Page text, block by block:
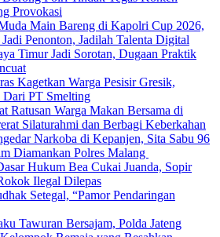
Provokasi
Main Bareng di Kapolri Cup 2026,
Penonton, Jadilah Talenta Digital
Timur Jadi Sorotan, Dugaan Praktik
Kagetkan Warga Pesisir Gresik,
Dari PT Smelting
Ratusan Warga Makan Bersama di
Silaturahmi dan Berbagi Keberkahan
Narkoba di Kepanjen, Sita Sabu 96
Diamankan Polres Malang
Hukum Bea Cukai Juanda, Sopir
Ilegal Dilepas
Setegal, “Pamor Pendaringan
Tawuran Bersajam, Polda Jateng